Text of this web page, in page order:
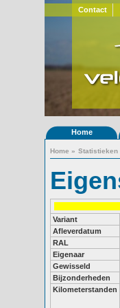
Contact
Home
Home » Statistieken
Variant
Afleverdatum
RAL
Eigenaar
Gewisseld
Bijzonderheden
Kilometerstanden